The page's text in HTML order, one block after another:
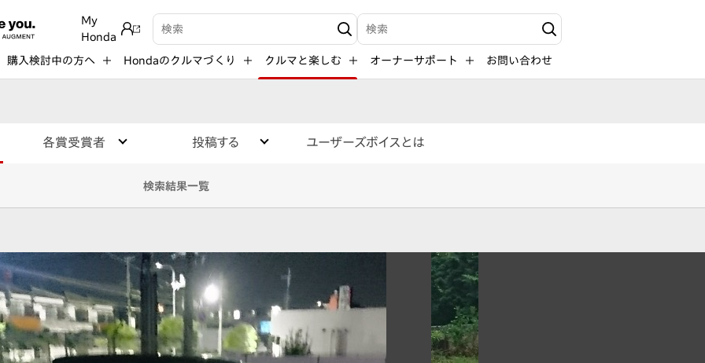
My
Honda
検索キーワード入力 検索キーワード入力
購入検討中の方へ Hondaのクルマづくり クルマと楽しむ オーナーサポート お問い合わせ
各賞受賞者 投稿する ユーザーズボイスとは
検索結果一覧